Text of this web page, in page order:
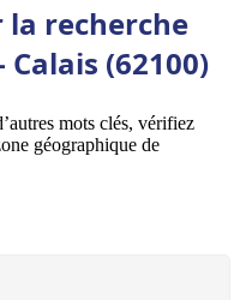
recherche
(62100)
mots clés, vérifiez
géographique de